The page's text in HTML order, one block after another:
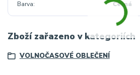
Barva Černá
Zboží zařazeno v kategoriích
VOLNOČASOVÉ OBLEČENÍ